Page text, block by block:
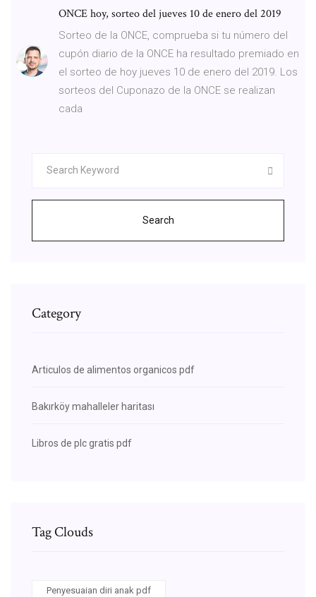
ONCE hoy, sorteo del jueves 10 de enero del 2019
Sorteo de la ONCE, comprueba si tu número del
cupón diario de la ONCE ha resultado premiado en
el sorteo de hoy jueves 10 de enero del 2019. Los
sorteos del Cuponazo de la ONCE se realizan
cada
Search
Category
Articulos de alimentos organicos pdf
Bakırköy mahalleler haritası
Libros de plc gratis pdf
Tag Clouds
Penyesuaian diri anak pdf